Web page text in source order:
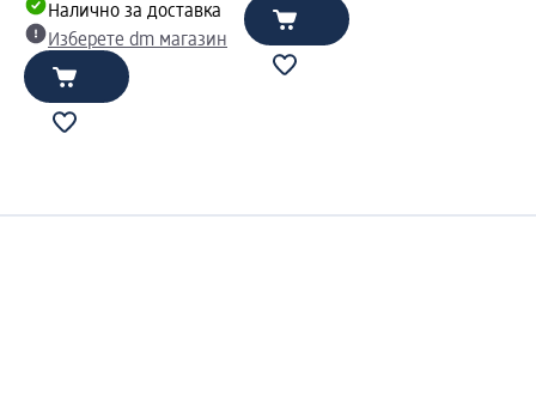
Налично за доставка
Изберете dm магазин